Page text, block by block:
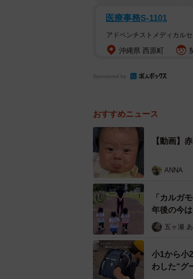
医療事務S-1101
アドベンチストメディカル
沖縄県 西原町
Sponsored by
おすすめニュース
【動画】
ANNA
「カルガ
年後の今
五ヶ瀬
小1から小
わした“グ